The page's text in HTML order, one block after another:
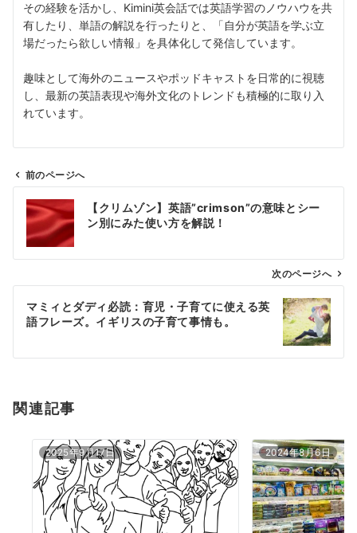
その経験を活かし、Kimini英会話では英語学習のノウハウを共
有したり、単語の解説を行ったりと、「自分が英語を学ぶ立
場だったら欲しい情報」を具体化して発信しています。
趣味として海外のニュースやポッドキャストを日常的に視聴
し、最新の英語表現や海外文化のトレンドも積極的に取り入
れています。
ン
前のページへ
【クリムゾン】英語”crimson”の意味とシー
ン別にみた使い方を解説！
次のページへ
マミィとダディ必読：育児・子育てに使える英
語フレーズ。イギリスの子育て事情も。
関連記事
2025年9月17日 2024年8月6日